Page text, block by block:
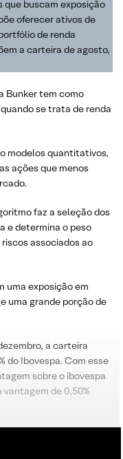
que buscam exposição
oferecer ativos de
de renda
a carteira de agosto,
Bunker tem como
se trata de renda
modelos quantitativos,
ações que menos
faz a seleção dos
e determina o peso
associados ao
uma exposição em
uma grande porção de
a carteira
do Ibovespa. Com esse
sobre o ibovespa
de 0,50%